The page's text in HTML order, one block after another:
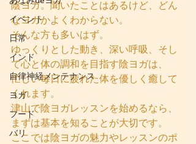
イベント
日常
インド
自律神経メンテナンス
ヨガ
フード
バリ
陰ヨガ。聞いたことはあるけど、どん
なヨガかよくわからない。
そんな方も多いはず。
ゆっくりとした動き、深い呼吸、そし
て心と体の調和を目指す陰ヨガは、
忙しい毎日に疲れた体を優しく癒して
くれます。
津山で陰ヨガレッスンを始めるなら、
まずは基本を知ることが大切です。
ここでは陰ヨガの魅力やレッスンのポ